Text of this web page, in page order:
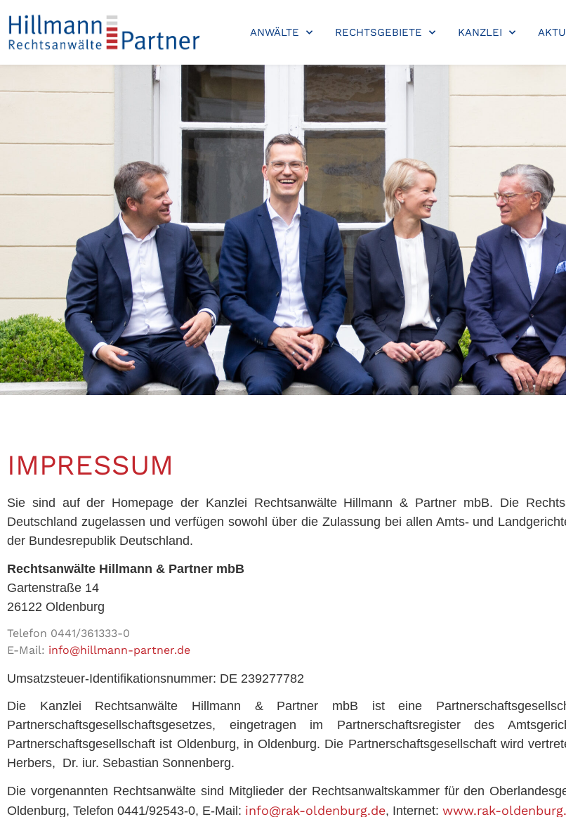
ANWÄLTE RECHTSGEBIETE KANZLEI
IMPRESSUM
Sie sind auf der Homepage der Kanzlei Rechtsanwälte Hillmann & Partner mbB. Die
Deutschland zugelassen und verfügen sowohl über die Zulassung bei allen Amts- und
der Bundesrepublik Deutschland.
Rechtsanwälte Hillmann & Partner mbB
Gartenstraße 14
26122 Oldenburg
Telefon 0441/361333-0
E-Mail: info@hillmann-partner.de
Umsatzsteuer-Identifikationsnummer: DE 239277782
Die Kanzlei Rechtsanwälte Hillmann & Partner mbB ist eine
Partnerschaftsgesellschaftsgesetzes, eingetragen im Partnerschaftsregister des
Partnerschaftsgesellschaft ist Oldenburg, in Oldenburg. Die Partnerschaftsgesellschaft wird
Herbers, Dr. iur. Sebastian Sonnenberg.
Die vorgenannten Rechtsanwälte sind Mitglieder der Rechtsanwaltskammer für den
Oldenburg, Telefon 0441/92543-0, E-Mail: info@rak-oldenburg.de, Internet: www.rak-